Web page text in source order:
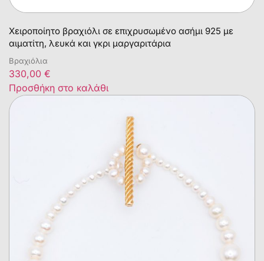
Χειροποίητο βραχιόλι σε επιχρυσωμένο ασήμι 925 με
αιματίτη, λευκά και γκρι μαργαριτάρια
Βραχιόλια
330,00 €
Προσθήκη στο καλάθι